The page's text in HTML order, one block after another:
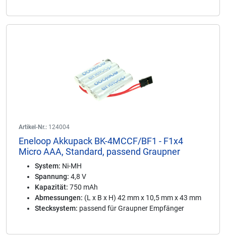
Artikel-Nr.: 124004
Eneloop Akkupack BK-4MCCF/BF1 - F1x4
Micro AAA, Standard, passend Graupner
System: Ni-MH
Spannung: 4,8 V
Kapazität: 750 mAh
Abmessungen: (L x B x H) 42 mm x 10,5 mm x 43 mm
Stecksystem: passend für Graupner Empfänger